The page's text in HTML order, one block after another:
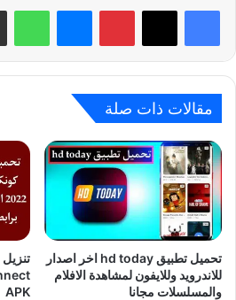
بينتيريست واتساب
مقالات ذات صلة
تحميل تطبيق hd today اخر اصدار
للاندرويد وللايفون لمشاهدة الافلام
والمسلسلات مجانا
APK